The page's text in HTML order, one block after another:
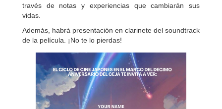
través de notas y experiencias que cambiarán sus
vidas.
Además, habrá presentación en clarinete del soundtrack
de la película. ¡No te lo pierdas!